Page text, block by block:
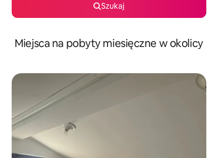
Szukaj
Miejsca na pobyty miesięczne w okolicy